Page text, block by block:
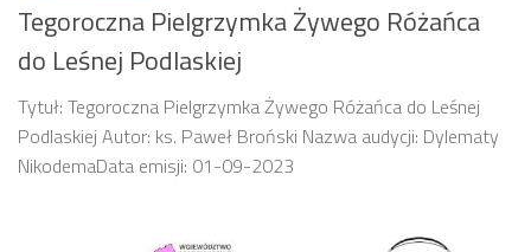
Tegoroczna Pielgrzymka Żywego Różańca
do Leśnej Podlaskiej
Tytuł: Tegoroczna Pielgrzymka Żywego Różańca do Leśnej
Podlaskiej Autor: ks. Paweł Broński Nazwa audycji: Dylematy
NikodemaData emisji: 01-09-2023